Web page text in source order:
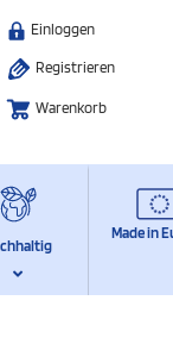
Einloggen
Registrieren
Warenkorb
Made in